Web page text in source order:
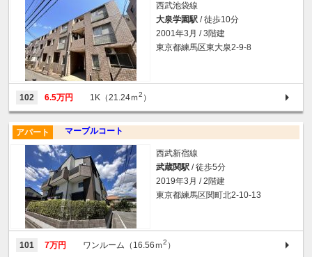
西武池袋線
大泉学園駅 / 徒歩10分
2001年3月 / 3階建
東京都練馬区東大泉2-9-8
102 6.5万円 1K（21.24ｍ2 ）
マーブルコート
アパート
西武新宿線
武蔵関駅 / 徒歩5分
2019年3月 / 2階建
東京都練馬区関町北2-10-13
101 7万円 ワンルーム（16.56ｍ2 ）